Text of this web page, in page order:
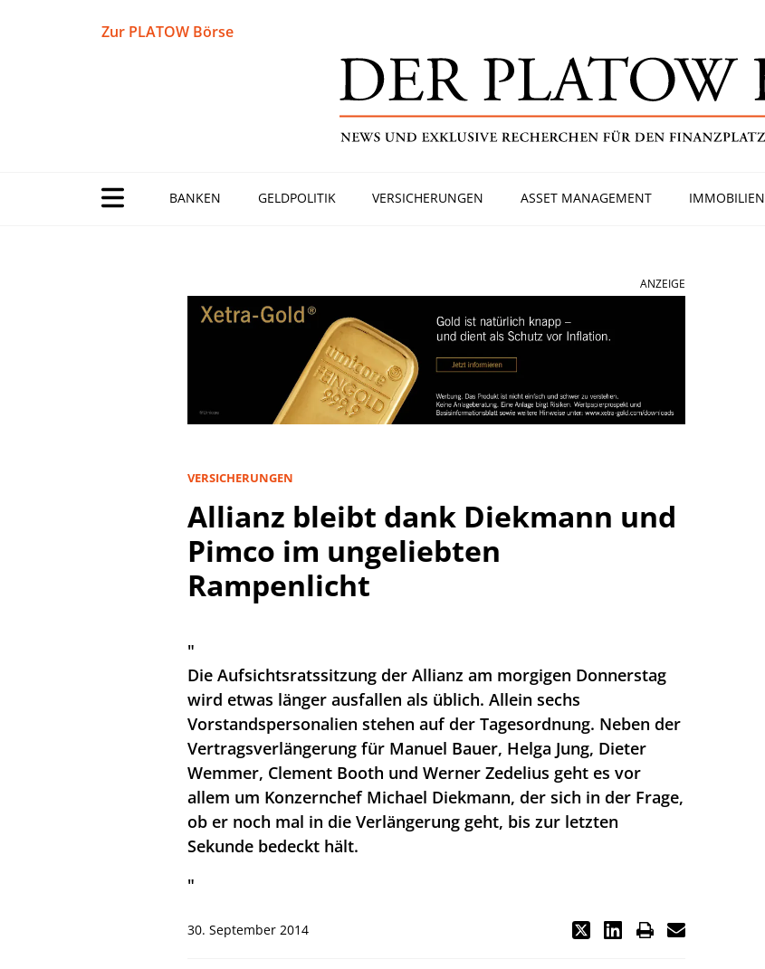
Zur PLATOW Börse
BANKEN GELDPOLITIK VERSICHERUNGEN ASSET MANAGEMENT IMMOBILIEN
ANZEIGE
VERSICHERUNGEN
Allianz bleibt dank Diekmann und
Pimco im ungeliebten
Rampenlicht
"
Die Aufsichtsratssitzung der Allianz am morgigen Donnerstag
wird etwas länger ausfallen als üblich. Allein sechs
Vorstandspersonalien stehen auf der Tagesordnung. Neben der
Vertragsverlängerung für Manuel Bauer, Helga Jung, Dieter
Wemmer, Clement Booth und Werner Zedelius geht es vor
allem um Konzernchef Michael Diekmann, der sich in der Frage,
ob er noch mal in die Verlängerung geht, bis zur letzten
Sekunde bedeckt hält.
"
30. September 2014